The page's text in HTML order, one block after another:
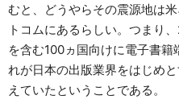
AIIT
お問
むと、どうやらその震源地は
トコムにあるらしい。つまり
を含む100ヵ国向けに電子書
れが日本の出版業界をはじめ
えていたということである。